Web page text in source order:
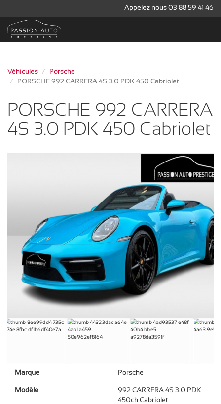
Appelez nous 03 88 59 41 46
Véhicules
Porsche
PORSCHE 992 CARRERA 4S 3.0 PDK 450 Cabriolet
PORSCHE 992 CARRERA
4S 3.0 PDK 450 Cabriolet
Marque Porsche
Modèle
992 CARRERA 4S 3.0 PDK
450ch Cabriolet